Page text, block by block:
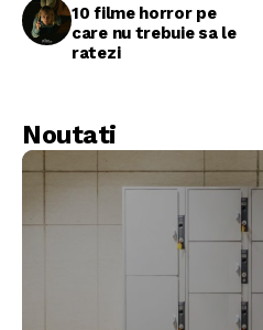
10 filme horror pe
care nu trebuie sa le
ratezi
Noutati